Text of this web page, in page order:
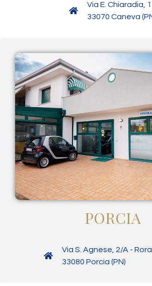
Via E. Chiaradia, 1
33070 Caneva
PORCIA
Via S. Agnese, 2/A -
33080 Porcia (PN)